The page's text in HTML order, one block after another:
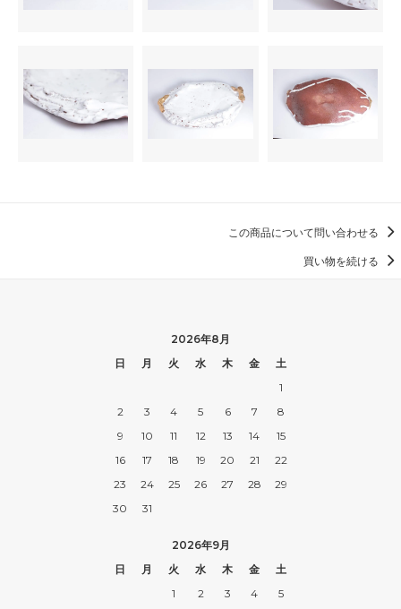
この商品について問い合わせる
買い物を続ける
2026年8月
日
月 火 水 木 金
土
1
2
3 4 5 6 7
8
9
10 11 12 13 14
15
16
17 18 19 20 21
22
23
24 25 26 27 28
29
30
31
2026年9月
日
月 火 水 木 金
土
1
2 3 4
5